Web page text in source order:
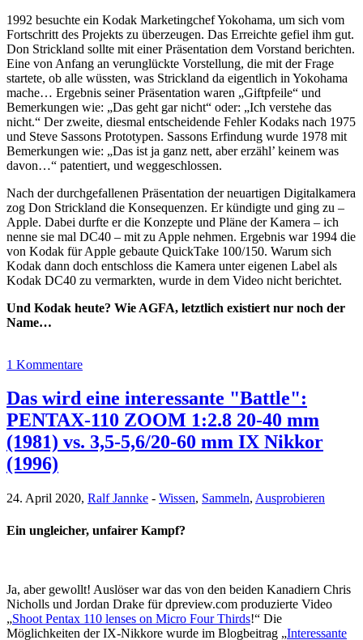
1992 besuchte ein Kodak Marketingchef Yokohama, um sich vom
Fortschritt des Projekts zu überzeugen. Das Erreichte gefiel ihm gut.
Don Strickland sollte mit einer Präsentation dem Vorstand berichten.
Eine von Anfang an verunglückte Vorstellung, die mit der Frage
startete, ob alle wüssten, was Strickland da eigentlich in Yokohama
mache… Ergebnis seiner Präsentation waren „Giftpfeile“ und
Bemerkungen wie: „Das geht gar nicht“ oder: „Ich verstehe das
nicht.“ Der zweite, diesmal entscheidende Fehler Kodaks nach 1975
und Steve Sassons Prototypen. Sassons Erfindung wurde 1978 mit
Bemerkungen wie: „Das ist ja ganz nett, aber erzähl’ keinem was
davon…“ patentiert, und weggeschlossen.
Nach der durchgefallenen Präsentation der neuartigen Digitalkamera
zog Don Strickland die Konsequenzen. Er kündigte und ging zu –
Apple. Dabei durfte er die Konzepte und Pläne der Kamera – ich
nenne sie mal DC40 – mit zu Apple nehmen. Ergebnis war 1994 die
von Kodak für Apple gebaute QuickTake 100/150. Warum sich
Kodak dann doch entschloss die Kamera unter eigenen Label als
Kodak DC40 zu vermarkten, wurde in dem Video nicht berichtet.
Und Kodak heute? Wie AGFA, letztlich existiert nur noch der
Name…
1 Kommentare
Das wird eine interessante "Battle":
PENTAX-110 ZOOM 1:2.8 20-40 mm
(1981) vs. 3,5-5,6/20-60 mm IX Nikkor
(1996)
24. April 2020, Ralf Jannke - Wissen, Sammeln, Ausprobieren
Ein ungleicher, unfairer Kampf?
Ja, aber gewollt! Auslöser war das von den beiden Kanadiern Chris
Nicholls und Jordan Drake für dpreview.com produzierte Video
„Shoot Pentax 110 lenses on Micro Four Thirds!“ Die
Möglichkeiten der IX-Nikkore wurde im Blogbeitrag „Interessante